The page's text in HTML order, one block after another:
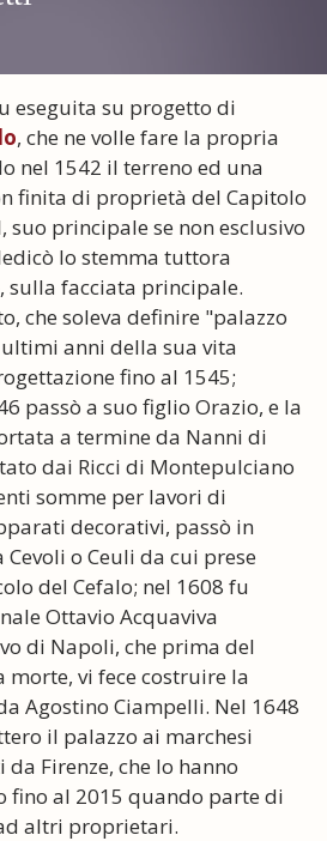
eseguita su progetto di
, che ne volle fare la propria
nel 1542 il terreno ed una
finita di proprietà del Capitolo
suo principale se non esclusivo
lo stemma tuttora
sulla facciata principale.
che soleva definire "palazzo
anni della sua vita
fino al 1545;
passò a suo figlio Orazio, e la
a termine da Nanni di
dai Ricci di Montepulciano
somme per lavori di
decorativi, passò in
o Ceuli da cui prese
del Cefalo; nel 1608 fu
Ottavio Acquaviva
di Napoli, che prima del
morte, vi fece costruire la
Agostino Ciampelli. Nel 1648
il palazzo ai marchesi
Firenze, che lo hanno
fino al 2015 quando parte di
altri proprietari.